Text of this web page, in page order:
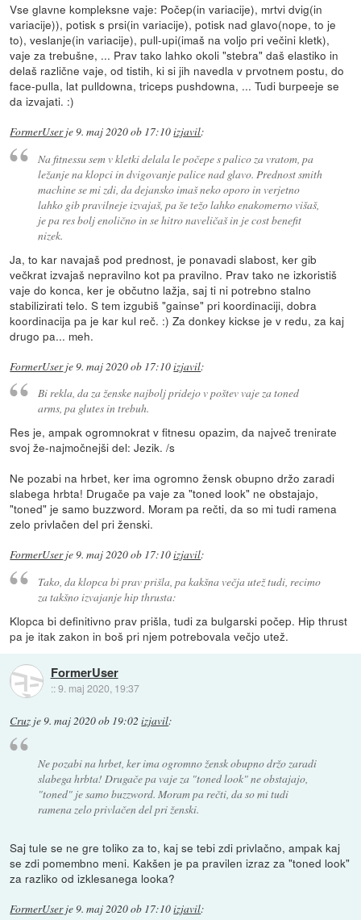
Vse glavne kompleksne vaje: Počep(in variacije), mrtvi dvig(in
variacije)), potisk s prsi(in variacije), potisk nad glavo(nope, to je
to), veslanje(in variacije), pull-upi(imaš na voljo pri večini kletk),
vaje za trebušne, ... Prav tako lahko okoli "stebra" daš elastiko in
delaš različne vaje, od tistih, ki si jih navedla v prvotnem postu, do
face-pulla, lat pulldowna, triceps pushdowna, ... Tudi burpeeje se
da izvajati. :)
FormerUserje9. maj 2020 ob 17:10izjavil:
Na fitnessu sem v kletki delala le počepe s palico za vratom, pa
ležanje na klopci in dvigovanje palice nad glavo. Prednost smith
machine se mi zdi, da dejansko imaš neko oporo in verjetno
lahko gib pravilneje izvajaš, pa še težo lahko enakomerno višaš,
je pa res bolj enolično in se hitro naveličaš in je cost benefit
nizek.
Ja, to kar navajaš pod prednost, je ponavadi slabost, ker gib
večkrat izvajaš nepravilno kot pa pravilno. Prav tako ne izkoristiš
vaje do konca, ker je občutno lažja, saj ti ni potrebno stalno
stabilizirati telo. S tem izgubiš "gainse" pri koordinaciji, dobra
koordinacija pa je kar kul reč. :) Za donkey kickse je v redu, za kaj
drugo pa... meh.
FormerUserje9. maj 2020 ob 17:10izjavil:
Bi rekla, da za ženske najbolj pridejo v poštev vaje za toned
arms, pa glutes in trebuh.
Res je, ampak ogromnokrat v fitnesu opazim, da največ trenirate
svoj že-najmočnejši del: Jezik. /s
Ne pozabi na hrbet, ker ima ogromno žensk obupno držo zaradi
slabega hrbta! Drugače pa vaje za "toned look" ne obstajajo,
"toned" je samo buzzword. Moram pa rečti, da so mi tudi ramena
zelo privlačen del pri ženski.
FormerUserje9. maj 2020 ob 17:10izjavil:
Tako, da klopca bi prav prišla, pa kakšna večja utež tudi, recimo
za takšno izvajanje hip thrusta:
Klopca bi definitivno prav prišla, tudi za bulgarski počep. Hip thrust
pa je itak zakon in boš pri njem potrebovala večjo utež.
FormerUser
::9. maj 2020, 19:37
Cruz je9. maj 2020 ob 19:02 izjavil:
Ne pozabi na hrbet, ker ima ogromno žensk obupno držo zaradi
slabega hrbta! Drugače pa vaje za "toned look" ne obstajajo,
"toned" je samo buzzword. Moram pa rečti, da so mi tudi
ramena zelo privlačen del pri ženski.
Saj tule se ne gre toliko za to, kaj se tebi zdi privlačno, ampak kaj
se zdi pomembno meni. Kakšen je pa pravilen izraz za "toned look"
za razliko od izklesanega looka?
FormerUserje9. maj 2020 ob 17:10izjavil: